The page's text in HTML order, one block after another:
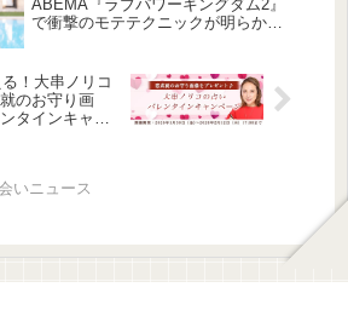
ABEMA『ラブパワーキングダム2』
で衝撃のモテテクニックが明らか
！大串ノリコ
のお守り画
タインキャン
いニュース